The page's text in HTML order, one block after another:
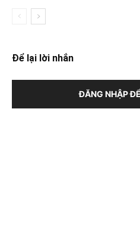
Để lại lời nhắn
ĐĂNG NHẬP